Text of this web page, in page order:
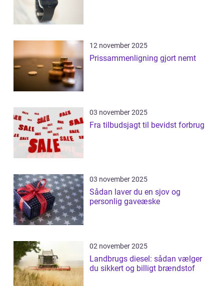
12 november 2025
Prissammenligning gjort nemt
03 november 2025
Fra tilbudsjagt til bevidst forbrug
03 november 2025
Sådan laver du en sjov og
personlig gaveæske
02 november 2025
Landbrugs diesel: sådan vælger
du sikkert og billigt brændstof